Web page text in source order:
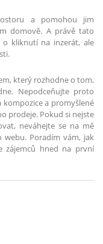
a pomohou jim
domově. A právě tato
kliknutí na inzerát, ale
který rozhodne o tom,
Nepodceňujte proto
kompozice a promyšlené
prodeje. Pokud si nejste
neváhejte se na mě
Poradím vám, jak
zájemců hned na první